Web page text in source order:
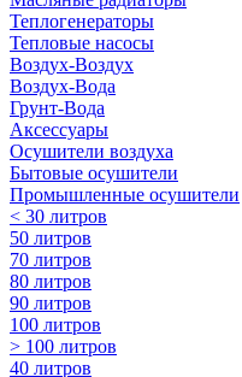
Теплогенераторы
Тепловые насосы
Воздух-Воздух
Воздух-Вода
Грунт-Вода
Аксессуары
Осушители воздуха
Бытовые осушители
Промышленные осушители
< 30 литров
50 литров
70 литров
80 литров
90 литров
100 литров
> 100 литров
40 литров